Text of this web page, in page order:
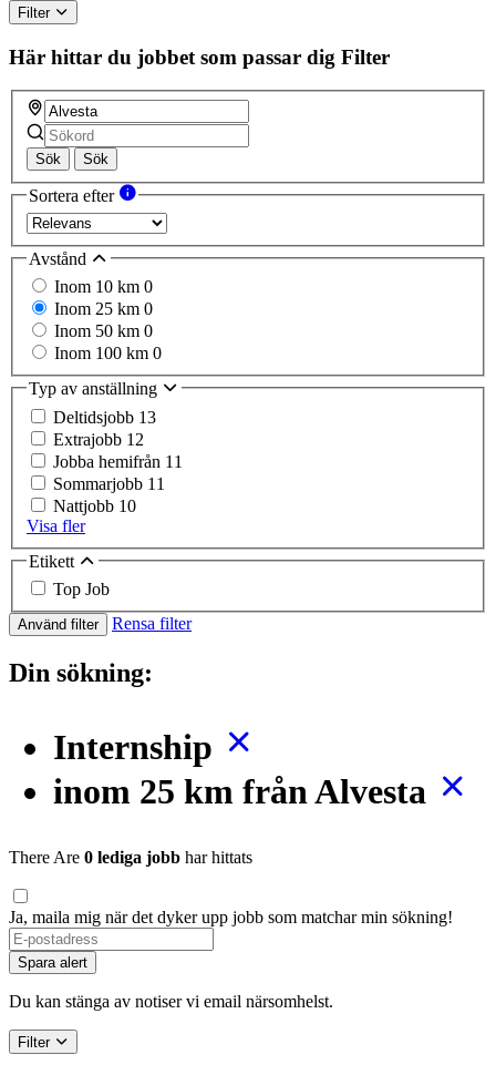
Filter
Här hittar du jobbet som passar dig Filter
Sök Sök
Sortera efter
Avstånd
Inom 10 km 0
Inom 25 km 0
Inom 50 km 0
Inom 100 km 0
Typ av anställning
Deltidsjobb 13
Extrajobb 12
Jobba hemifrån 11
Sommarjobb 11
Nattjobb 10
Visa fler
Etikett
Top Job
Använd filter Rensa filter
Din sökning:
Internship
inom 25 km från Alvesta
There Are 0 lediga jobb har hittats
Ja, maila mig när det dyker upp jobb som matchar min sökning!
Spara alert
Du kan stänga av notiser vi email närsomhelst.
Filter